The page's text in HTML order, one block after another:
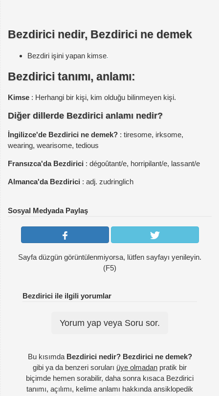
Bezdirici nedir, Bezdirici ne demek
Bezdiri işini yapan kimse
Bezdirici tanımı, anlamı:
Kimse : Herhangi bir kişi, kim olduğu bilinmeyen kişi.
Diğer dillerde Bezdirici anlamı nedir?
İngilizce'de Bezdirici ne demek? : tiresome, irksome,
wearing, wearisome, tedious
Fransızca'da Bezdirici : dégoûtant/e, horripilant/e, lassant/e
Almanca'da Bezdirici : adj. zudringlich
Sosyal Medyada Paylaş
Sayfa düzgün görüntülenmiyorsa, lütfen sayfayı yenileyin.
(F5)
Bezdirici ile ilgili yorumlar
Yorum yap veya Soru sor.
Bu kısımda Bezdirici nedir? Bezdirici ne demek?
gibi ya da benzeri soruları üye olmadan pratik bir
biçimde hemen sorabilir, daha sonra kısaca Bezdirici
tanımı, açılımı, kelime anlamı hakkında ansiklopedik